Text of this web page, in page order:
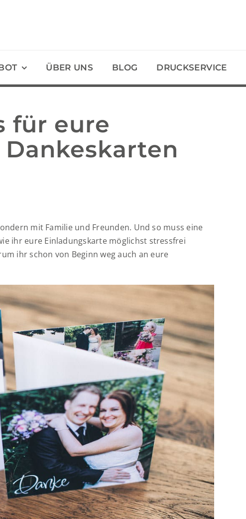
ÜBER UNS BLOG DRUCKSERVICE
für eure
mit Familie und Freunden. Und so muss eine
ihr eure Einladungskarte möglichst stressfrei
ihr schon von Beginn weg auch an eure